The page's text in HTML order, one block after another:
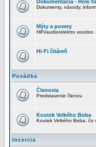
Dokumentácia - How
Dokumenty, návody,
Mýty a povery
HiFi/audio/elektro voodoo
Hi-Fi čitáreň
Posádka
Členovia
Predstavenie členov.
Koutek Velkého Boba
Koutek Velkého Boba, čo
Inzercia